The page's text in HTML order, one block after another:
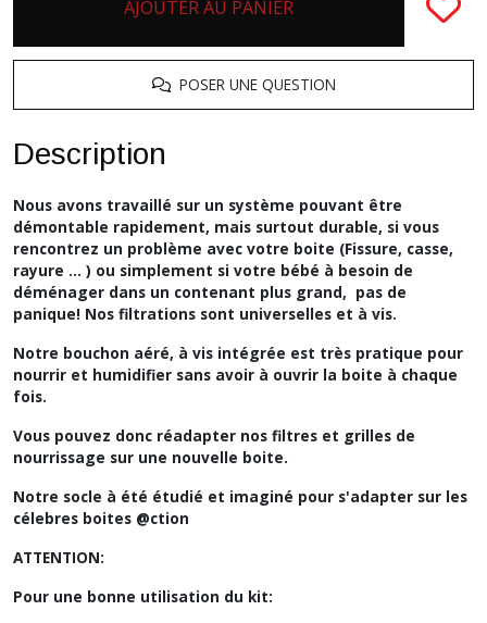
AJOUTER AU PANIER
POSER UNE QUESTION
Description
Nous avons travaillé sur un système pouvant être
démontable rapidement, mais surtout durable, si vous
rencontrez un problème avec votre boite (Fissure, casse,
rayure ... ) ou simplement si votre bébé à besoin de
déménager dans un contenant plus grand, pas de
panique! Nos filtrations sont universelles et à vis.
Notre bouchon aéré, à vis intégrée est très pratique pour
nourrir et humidifier sans avoir à ouvrir la boite à chaque
fois.
Vous pouvez donc réadapter nos filtres et grilles de
nourrissage sur une nouvelle boite.
Notre socle à été étudié et imaginé pour s'adapter sur les
célebres boites @ction
ATTENTION:
Pour une bonne utilisation du kit: